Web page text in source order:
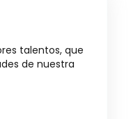
talentos, que
de nuestra